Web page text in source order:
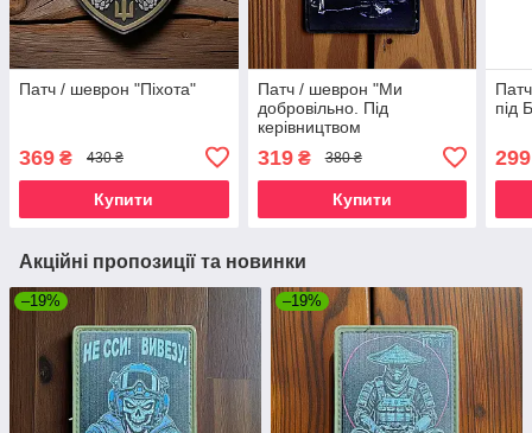
Патч / шеврон "Піхота"
369 ₴ 430 ₴
Купити
Патч / шеврон "Ми
добровільно. Під
керівництвом
319₴ 380 ₴
Купити
під
299
Акційні пропозиції та новинки
–19% –19%